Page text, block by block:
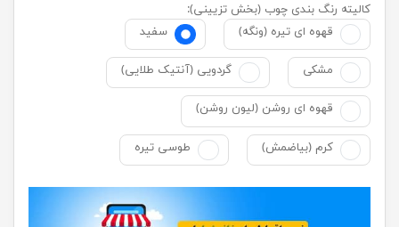
کالیته رنگ بندی چوب (بخش تزیینی):
قهوه ای تیره (ونگه)
سفید
مشکی گردویی (آنتیک طلایی)
قهوه ای روشن (لیون روشن)
کرم (بیاضمش) طوسی تیره